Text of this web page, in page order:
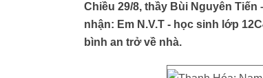
Chiều 29/8, thầy Bùi Nguyên
nhận: Em N.V.T - học sinh lớp
bình an trở về nhà.